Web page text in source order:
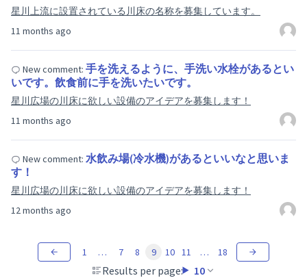
11 months ago
星川上流に設置されている川床の名称を募集しています。
11 months ago
New comment: 手を洗えるように、手洗い水栓があるとい
いです。飲食前に手を洗いたいです。
星川広場の川床に欲しい設備のアイデアを募集します！
12 months ago
New comment: 水飲み場(冷水機)があるといいなと思いま
す！
星川広場の川床に欲しい設備のアイデアを募集します！
Results per page: 10
1 … 7 8 9 10 11 … 18